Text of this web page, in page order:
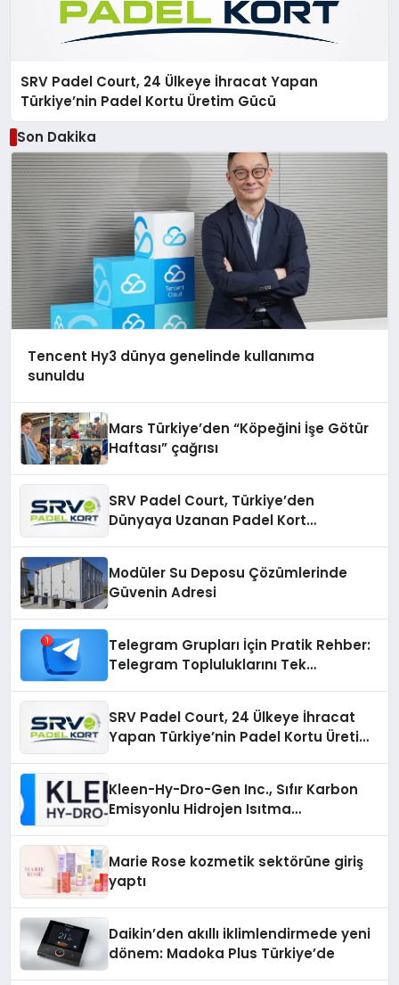
SRV Padel Court, 24 Ülkeye İhracat Yapan
Türkiye’nin Padel Kortu Üretim Gücü
Son Dakika
Tencent Hy3 dünya genelinde kullanıma
sunuldu
Mars Türkiye’den “Köpeğini İşe Götür
Haftası” çağrısı
SRV Padel Court, Türkiye’den
Dünyaya Uzanan Padel Kort
Modüler Su Deposu Çözümlerinde
Güvenin Adresi
Telegram Grupları İçin Pratik Rehber:
Telegram Topluluklarını Tek
SRV Padel Court, 24 Ülkeye İhracat
Yapan Türkiye’nin Padel Kortu Üretim
Kleen-Hy-Dro-Gen Inc., Sıfır Karbon
Emisyonlu Hidrojen Isıtma
Marie Rose kozmetik sektörüne giriş
yaptı
Daikin’den akıllı iklimlendirmede yeni
dönem: Madoka Plus Türkiye’de